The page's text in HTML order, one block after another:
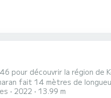
pour découvrir la région
possède 4 toilettes avec douche
2022 13.99 m